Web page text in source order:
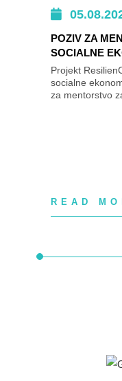
POZIV ZA
SOCIALNE
Projekt
socialne
za mentorstvo
READ